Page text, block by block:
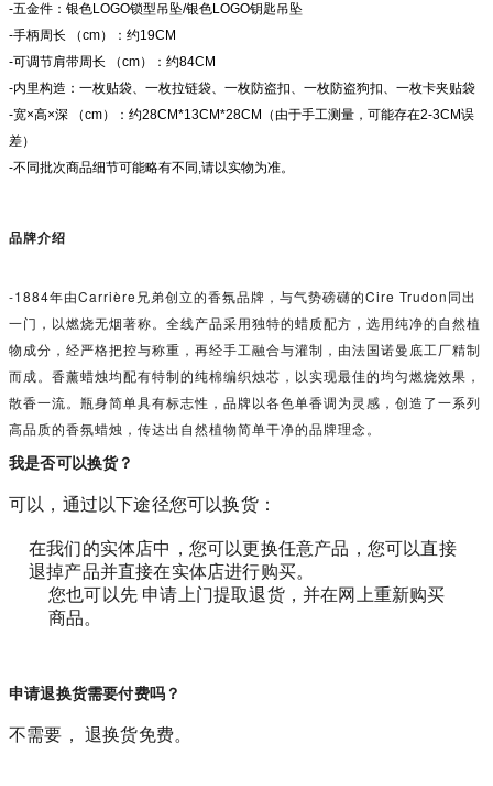
-五金件：银色LOGO锁型吊坠/银色LOGO钥匙吊坠
-手柄周长 （cm）：约19CM
-可调节肩带周长 （cm）：约84CM
-内里构造：一枚贴袋、一枚拉链袋、一枚防盗扣、一枚防盗狗扣、一枚卡夹贴袋
-宽×高×深 （cm）：约28CM*13CM*28CM（由于手工测量，可能存在2-3CM误
差）
-不同批次商品细节可能略有不同,请以实物为准。
品牌介绍
-1884年由Carrière兄弟创立的香氛品牌，与气势磅礴的Cire Trudon同出
一门，以燃烧无烟著称。全线产品采用独特的蜡质配方，选用纯净的自然植
物成分，经严格把控与称重，再经手工融合与灌制，由法国诺曼底工厂精制
而成。香薰蜡烛均配有特制的纯棉编织烛芯，以实现最佳的均匀燃烧效果，
散香一流。瓶身简单具有标志性，品牌以各色单香调为灵感，创造了一系列
高品质的香氛蜡烛，传达出自然植物简单干净的品牌理念。
我是否可以换货？
可以，通过以下途径您可以换货：
在我们的实体店中，您可以更换任意产品，您可以直接
退掉产品并直接在实体店进行购买。
您也可以先 申请上门提取退货，并在网上重新购买
商品。
申请退换货需要付费吗？
不需要， 退换货免费。